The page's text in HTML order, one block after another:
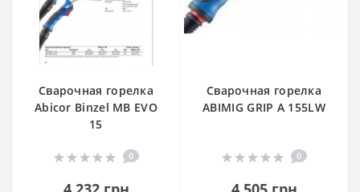
Сварочная горелка
Abicor Binzel MB EVO
15
0
Сварочная горелка
ABIMIG GRIP А 155LW
0